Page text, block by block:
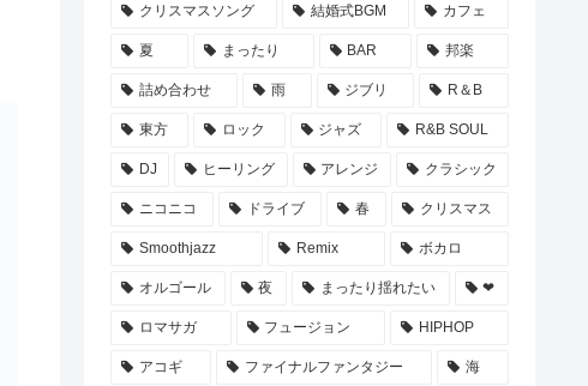
クリスマスソング 結婚式BGM カフェ
夏 まったり BAR 邦楽
詰め合わせ 雨 ジブリ R＆B
東方 ロック ジャズ R&B SOUL
DJ ヒーリング アレンジ クラシック
ニコニコ ドライブ 春 クリスマス
Smoothjazz Remix ボカロ
オルゴール 夜 まったり揺れたい ❤
ロマサガ フュージョン HIPHOP
アコギ ファイナルファンタジー 海